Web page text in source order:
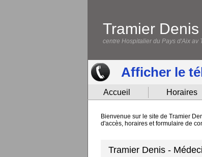
Tramier Denis
centre Hospitalier du Pays d'Aix av
Afficher le
Accueil Horaires
Bienvenue sur le site de Tramier
d'accès, horaires et formulaire de
Tramier Denis -